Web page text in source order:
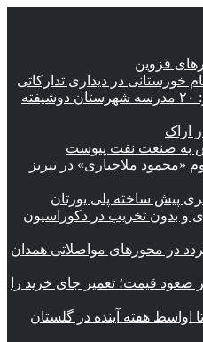
قزوین
خوزستانی در دیداری تدارکاتی
مدیر آموزش و پرورش دیّر: ۲۰ مدرسه شهرستان دوشیفته
اراک
به صنعت نفت پیوست
ملاجباری» در تبریز
پیش ساخته پلی یورتان
و بدون تخریب در دکوراسیون
و ۵۱۷ هزار تردد در محورهای مواصلاتی همدان
صعود قیمت؛ تعمیر جای خرید را
اواسط هفته آینده در گلستان